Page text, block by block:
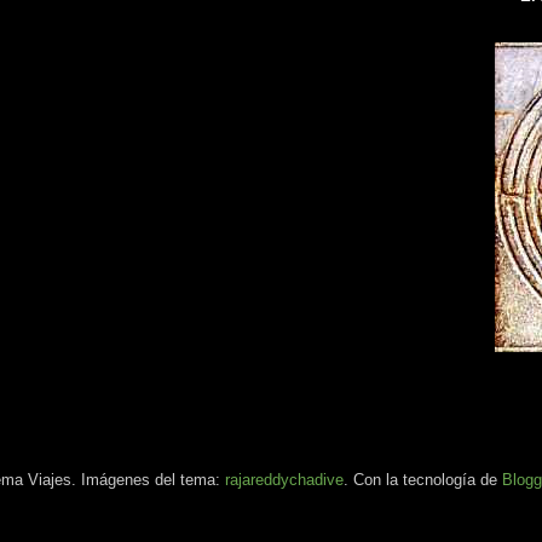
Viajes. Imágenes del tema: rajareddychadive. Con la tecnología de